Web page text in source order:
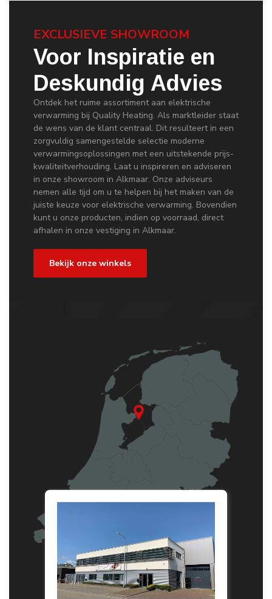
EXCLUSIEVE SHOWROOM
Voor Inspiratie en
Deskundig Advies
Ontdek het ruime assortiment aan elektrische
verwarming bij Quality Heating. Als marktleider staat
de wens van de klant centraal. Dit resulteert in een
zorgvuldig samengestelde selectie moderne
verwarmingsoplossingen met een uitstekende prijs-
kwaliteitverhouding. Laat u inspireren en adviseren
in onze showroom in Alkmaar. Onze adviseurs
nemen alle tijd om u te helpen bij het maken van de
juiste keuze voor elektrische verwarming. Bovendien
kunt u onze producten, indien op voorraad, direct
afhalen in onze vestiging in Alkmaar.
Bekijk onze winkels